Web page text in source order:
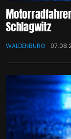
Schlagwitz
WALDENBURG